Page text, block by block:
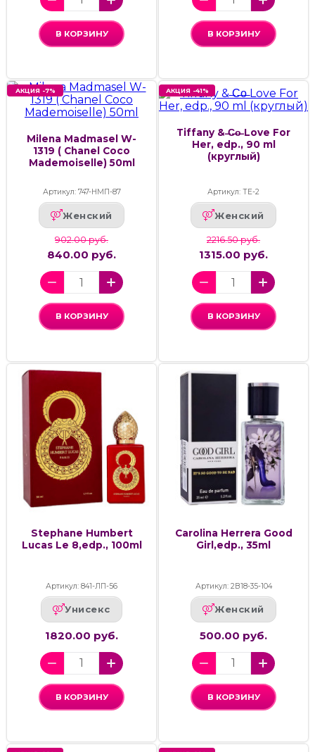
В КОРЗИНУ В КОРЗИНУ
АКЦИЯ -7%
Milena Madmasel W-
1319 ( Chanel Coco
Mademoiselle) 50ml
Артикул: 747-НМП-87
Женский
902.00 руб.
840.00 руб.
В КОРЗИНУ
АКЦИЯ -41%
Tiffany & ̶C̶o̶ Love For
Her, edp., 90 ml
(круглый)
Артикул: ТЕ-2
Женский
2216.50 руб.
1315.00 руб.
В КОРЗИНУ
Stephane Humbert
Lucas Le 8,edp., 100ml
Артикул: 841-ЛП-56
Унисекс
1820.00 руб.
В КОРЗИНУ
Carolina Herrera Good
Girl,edp., 35ml
Артикул: 2В18-35-104
Женский
500.00 руб.
В КОРЗИНУ